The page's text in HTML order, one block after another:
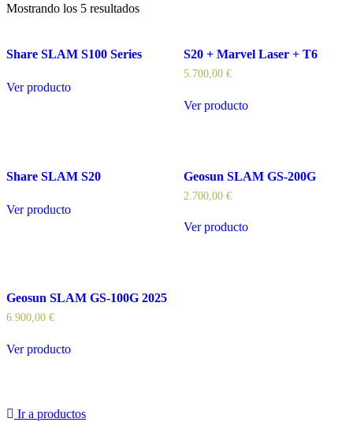
Mostrando los 5 resultados
Share SLAM S100 Series
Ver producto
S20 + Marvel Laser + T6
5.700,00 €
Ver producto
Share SLAM S20
Ver producto
Geosun SLAM GS-200G
2.700,00 €
Ver producto
Geosun SLAM GS-100G 2025
6.900,00 €
Ver producto
Ir a productos